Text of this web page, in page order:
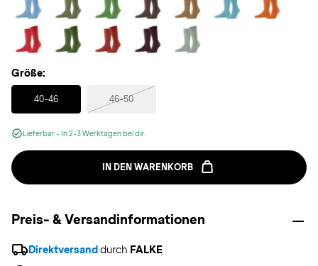
Größe:
40-46
Selected
46-50
Lieferbar - In 2-3 Werktagen bei dir.
IN DEN WARENKORB
Preis- & Versandinformationen
Direktversand durch FALKE